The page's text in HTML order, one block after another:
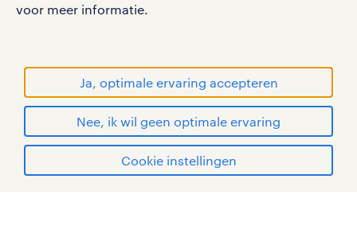
voor meer informatie.
Ja, optimale ervaring accepteren
Nee, ik wil geen optimale ervaring
Cookie instellingen
solliciteren
werken bij randstad
disclaimer
RANDSTAD, HUMAN FORWARD en SHAPING THE